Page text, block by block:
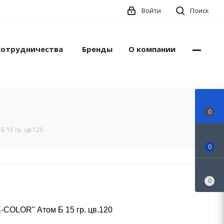
Поиск
Войти
Бренды О компании
15 гр. цв.120
COLOR" Атом Б 15 гр. цв.120
0
0
0